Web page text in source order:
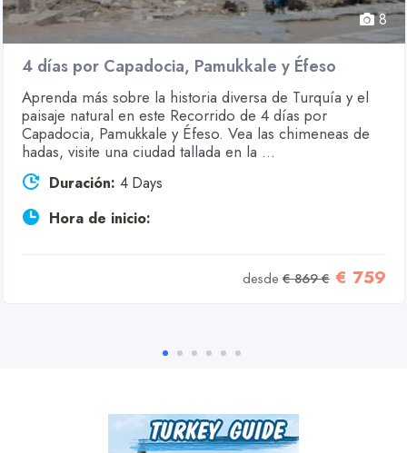
8
4 días por Capadocia, Pamukkale y Éfeso
Aprenda más sobre la historia diversa de Turquía y el
paisaje natural en este Recorrido de 4 días por
Capadocia, Pamukkale y Éfeso. Vea las chimeneas de
hadas, visite una ciudad tallada en la ...
Duración: 4 Days
Hora de inicio:
desde € 869 €€ 759